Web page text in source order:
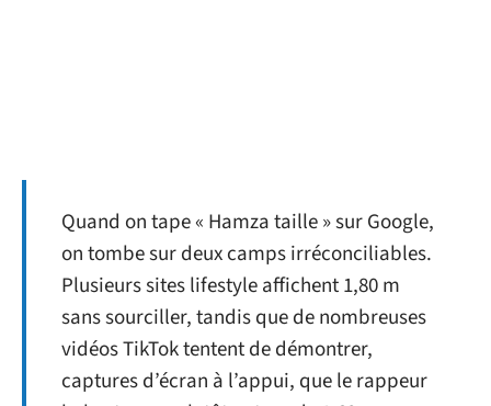
Quand on tape « Hamza taille » sur Google,
on tombe sur deux camps irréconciliables.
Plusieurs sites lifestyle affichent 1,80 m
sans sourciller, tandis que de nombreuses
vidéos TikTok tentent de démontrer,
captures d’écran à l’appui, que le rappeur